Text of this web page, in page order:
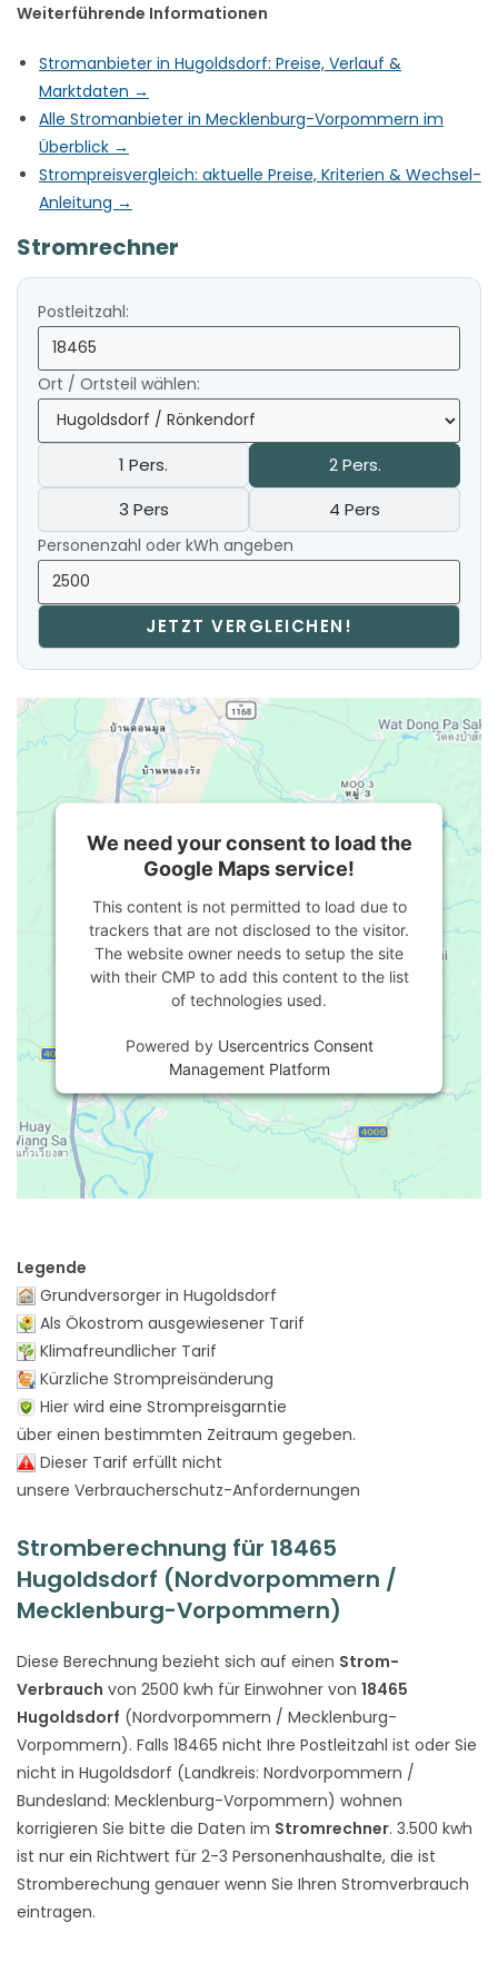
Weiterführende Informationen
Stromanbieter in Hugoldsdorf: Preise, Verlauf &
Marktdaten →
Alle Stromanbieter in Mecklenburg-Vorpommern im
Überblick →
Strompreisvergleich: aktuelle Preise, Kriterien & Wechsel-
Anleitung →
Stromrechner
Postleitzahl:
Ort / Ortsteil wählen:
1 Pers.
2 Pers.
3 Pers
4 Pers
Personenzahl oder kWh angeben
JETZT VERGLEICHEN!
We need your consent to load the
Google Maps service!
This content is not permitted to load due to
trackers that are not disclosed to the visitor.
The website owner needs to setup the site
with their CMP to add this content to the list
of technologies used.
Powered by Usercentrics Consent
Management Platform
Legende
Grundversorger in Hugoldsdorf
Als Ökostrom ausgewiesener Tarif
Klimafreundlicher Tarif
Kürzliche Strompreisänderung
Hier wird eine Strompreisgarntie
über einen bestimmten Zeitraum gegeben.
Dieser Tarif erfüllt nicht
unsere Verbraucherschutz-Anfordernungen
Stromberechnung für 18465
Hugoldsdorf (Nordvorpommern /
Mecklenburg-Vorpommern)
Diese Berechnung bezieht sich auf einen Strom-
Verbrauch von 2500 kwh für Einwohner von 18465
Hugoldsdorf (Nordvorpommern / Mecklenburg-
Vorpommern). Falls 18465 nicht Ihre Postleitzahl ist oder Sie
nicht in Hugoldsdorf (Landkreis: Nordvorpommern /
Bundesland: Mecklenburg-Vorpommern) wohnen
korrigieren Sie bitte die Daten im Stromrechner. 3.500 kwh
ist nur ein Richtwert für 2-3 Personenhaushalte, die ist
Stromberechung genauer wenn Sie Ihren Stromverbrauch
eintragen.